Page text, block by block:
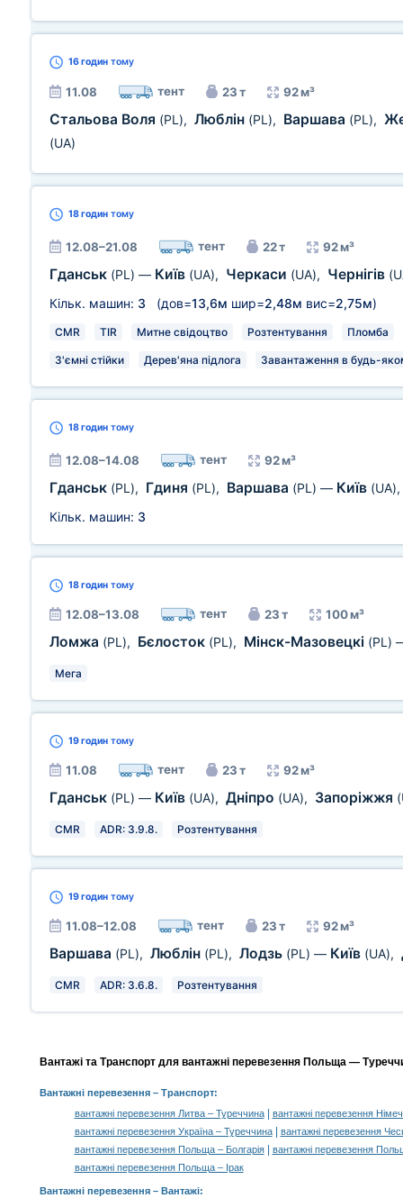
16 годин тому
11.08 тент 23 т 92 м³
Стальова Воля (PL), Люблін (PL), Варшава (PL),
(UA)
18 годин тому
12.08–21.08 тент 22 т 92 м³
Гданськ (PL) — Київ (UA), Черкаси (UA), Чернігів
Кільк. машин: 3 (дов=13,6м шир=2,48м вис=2,75м)
CMR TIR Митне свідоцтво Розтентування Пломба
З'ємні стійки Дерев'яна підлога Завантаження в будь-
18 годин тому
12.08–14.08 тент 92 м³
Гданськ (PL), Гдиня (PL), Варшава (PL) — Київ (UA),
Кільк. машин: 3
18 годин тому
12.08–13.08 тент 23 т 100 м³
Ломжа (PL), Бєлосток (PL), Мінск-Мазовецкі (PL)
Мега
19 годин тому
11.08 тент 23 т 92 м³
Гданськ (PL) — Київ (UA), Дніпро (UA), Запоріжжя
CMR ADR: 3.9.8. Розтентування
19 годин тому
11.08–12.08 тент 23 т 92 м³
Варшава (PL), Люблін (PL), Лодзь (PL) — Київ (UA),
CMR ADR: 3.6.8. Розтентування
Вантажі та Транспорт для вантажні перевезення Польща —
Вантажні перевезення– Транспорт:
вантажні перевезення Литва – Туреччина|
вантажні перевезення
вантажні перевезення Україна – Туреччина|
вантажні перевезення
вантажні перевезення Польща – Болгарія|
вантажні перевезення
вантажні перевезення Польща – Ірак
Вантажні перевезення – Вантажі: